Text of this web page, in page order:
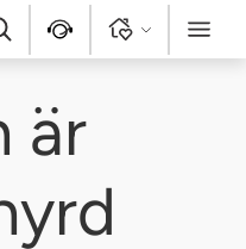
Kontakt Logga in Meny
är